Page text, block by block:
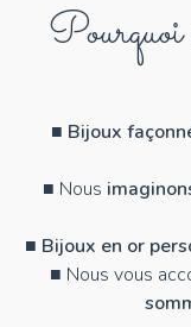
■ Bijoux
■ Nous
■ Bijoux en or
■ Nous vous